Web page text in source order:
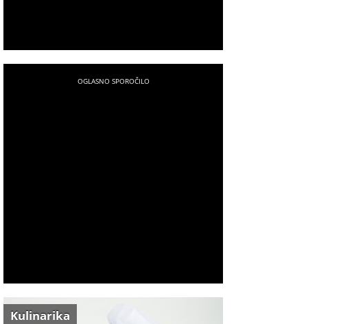
Kulinarika